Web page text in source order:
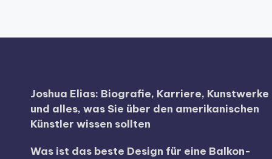
Joshua Elias: Biografie, Karriere, Kunstwerke
und alles, was Sie über den amerikanischen
Künstler wissen sollten
Was ist das beste Design für eine Balkon-